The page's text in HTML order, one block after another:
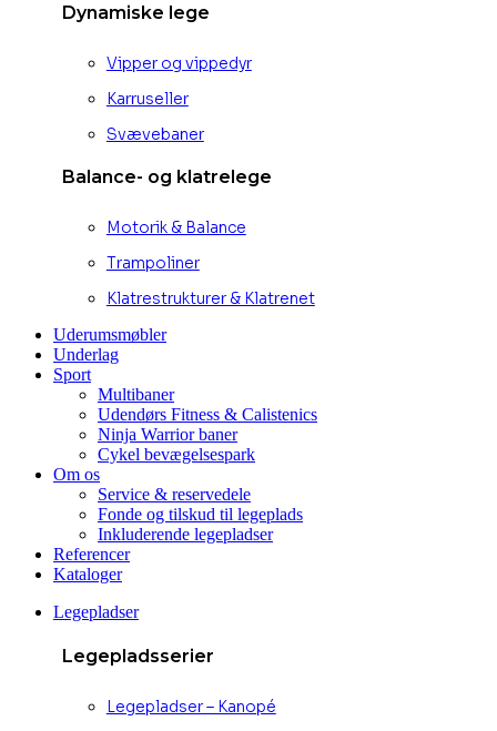
Dynamiske lege
Vipper og vippedyr
Karruseller
Svævebaner
Balance- og klatrelege
Motorik & Balance
Trampoliner
Klatrestrukturer & Klatrenet
Uderumsmøbler
Underlag
Sport
Multibaner
Udendørs Fitness & Calistenics
Ninja Warrior baner
Cykel bevægelsespark
Om os
Service & reservedele
Fonde og tilskud til legeplads
Inkluderende legepladser
Referencer
Kataloger
Legepladser
Legepladsserier
Legepladser – Kanopé